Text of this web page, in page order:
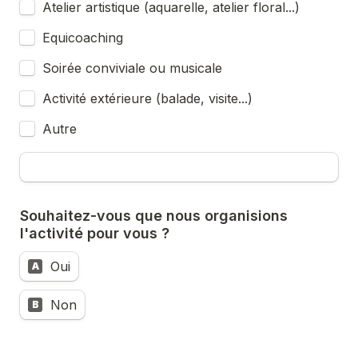
Atelier artistique (aquarelle, atelier floral...)
Equicoaching
Soirée conviviale ou musicale
Activité extérieure (balade, visite...)
Autre
Souhaitez-vous que nous organisions
l'activité pour vous ?
A Oui
B Non